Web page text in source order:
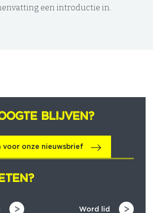
een introductie in.
BLIJVEN?
BLIJVEN?
voor onze nieuwsbrief
Word lid